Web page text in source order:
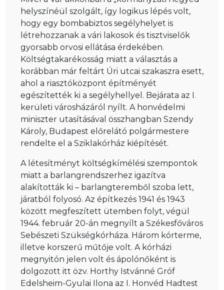
helyszínéül szolgált, így logikus lépés volt,
hogy egy bombabiztos segélyhelyet is
létrehozzanak a vári lakosok és tisztviselők
gyorsabb orvosi ellátása érdekében.
Költségtakarékosság miatt a választás a
korábban már feltárt Úri utcai szakaszra esett,
ahol a riasztóközpont építményét
egészítették ki a segélyhellyel. Bejárata az I.
kerületi városházáról nyílt. A honvédelmi
miniszter utasításával összhangban Szendy
Károly, Budapest előrelátó polgármestere
rendelte el a Sziklakórház kiépítését.
A létesítményt költségkímélési szempontok
miatt a barlangrendszerhez igazítva
alakították ki – barlangteremből szoba lett,
járatból folyosó. Az építkezés 1941 és 1943
között megfeszített ütemben folyt, végül
1944. február 20-án megnyílt a Székesfőváros
Sebészeti Szükségkórháza. Három kórterme,
illetve korszerű műtője volt. A kórházi
megnyitón jelen volt és ápolónőként is
dolgozott itt özv. Horthy Istvánné Gróf
Edelsheim-Gyulai Ilona az I. Honvéd Hadtest